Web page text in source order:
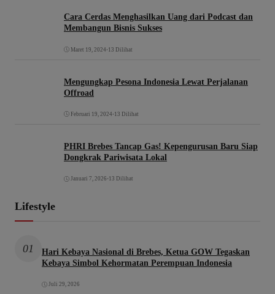
Cara Cerdas Menghasilkan Uang dari Podcast dan
Membangun Bisnis Sukses
Maret 19, 2024 • 13 Dilihat
Mengungkap Pesona Indonesia Lewat Perjalanan
Offroad
Februari 19, 2024 • 13 Dilihat
PHRI Brebes Tancap Gas! Kepengurusan Baru Siap
Dongkrak Pariwisata Lokal
Januari 7, 2026 • 13 Dilihat
Lifestyle
01
Hari Kebaya Nasional di Brebes, Ketua GOW Tegaskan
Kebaya Simbol Kehormatan Perempuan Indonesia
Juli 29, 2026